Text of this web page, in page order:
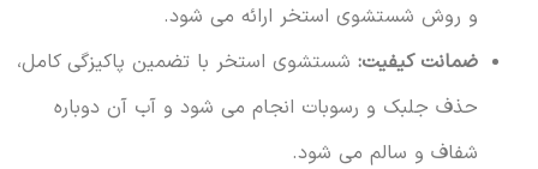
و روش شستشوی استخر ارائه می شود.
ضمانت کیفیت:شستشوی استخر با تضمین پاکیزگی کامل،
حذف جلبک و رسوبات انجام می شود و آب آن دوباره
شفاف و سالم می شود.